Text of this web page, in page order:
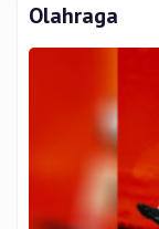
Olahraga